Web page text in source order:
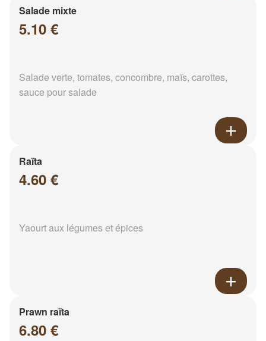
Salade mixte
5.10 €
Salade verte, tomates, concombre, maïs, carottes,
sauce pour salade
Raïta
4.60 €
Yaourt aux légumes et épices
Prawn raïta
6.80 €